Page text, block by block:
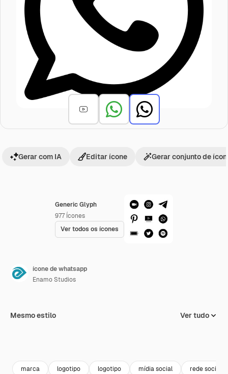
Generic Glyph
977 Ícones
Ver todos os ícones
Gerar com IA Editar ícone Gerar conjunto de
ícone de whatsapp
Enamo Studios
Mesmo estilo Ver tudo
marca logotipo logotipo mídia social rede social